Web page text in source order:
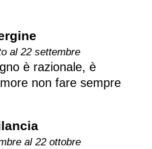
al 22 settembre
è razionale, è
non fare sempre
al 22 ottobre